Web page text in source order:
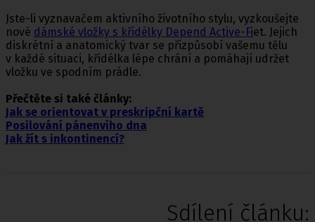
Jste-li vyznavačem aktivního životního stylu, vyzkoušejte
nové dámské vložky s křidélky Depend Active-Fiet. Jejich
diskrétní a anatomický tvar se přizpůsobí vašemu tělu
v každé situaci, křidélka lépe chrání a pomáhají udržet
vložku ve spodním prádle.
Přečtěte si také články:
Jak se orientovat v preskripční kartě
Posilování pánenvího dna
Jak žít s inkontinencí?
Sdílení článku: